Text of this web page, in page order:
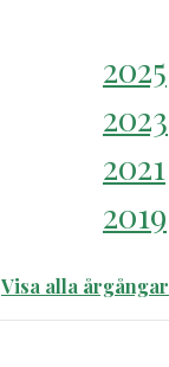
2025
2023
2021
2019
Visa alla årgångar